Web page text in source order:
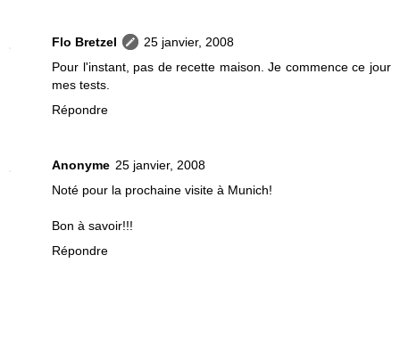
Flo Bretzel
25 janvier, 2008
Pour l'instant, pas de recette maison. Je commence ce jour
mes tests.
Répondre
Anonyme 25 janvier, 2008
Noté pour la prochaine visite à Munich!
Bon à savoir!!!
Répondre